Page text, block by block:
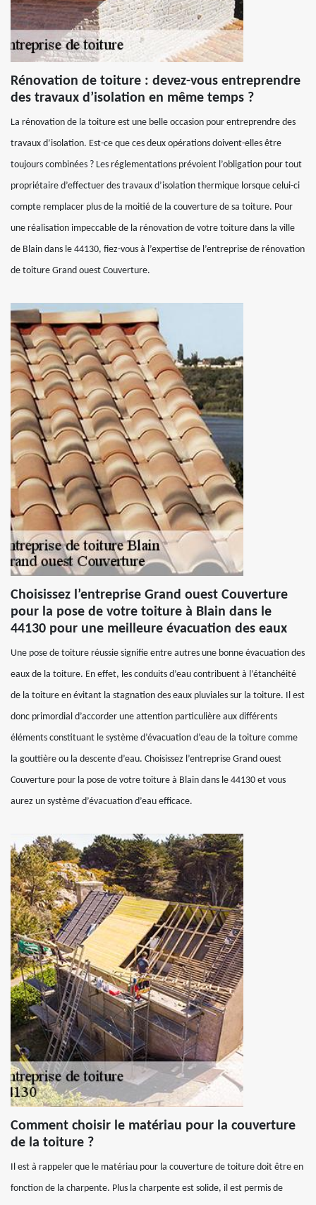
Rénovation de toiture : devez-vous entreprendre
des travaux d’isolation en même temps ?
La rénovation de la toiture est une belle occasion pour entreprendre des
travaux d’isolation. Est-ce que ces deux opérations doivent-elles être
toujours combinées ? Les réglementations prévoient l’obligation pour tout
propriétaire d’effectuer des travaux d’isolation thermique lorsque celui-ci
compte remplacer plus de la moitié de la couverture de sa toiture. Pour
une réalisation impeccable de la rénovation de votre toiture dans la ville
de Blain dans le 44130, fiez-vous à l’expertise de l’entreprise de rénovation
de toiture Grand ouest Couverture.
Choisissez l’entreprise Grand ouest Couverture
pour la pose de votre toiture à Blain dans le
44130 pour une meilleure évacuation des eaux
Une pose de toiture réussie signifie entre autres une bonne évacuation des
eaux de la toiture. En effet, les conduits d’eau contribuent à l’étanchéité
de la toiture en évitant la stagnation des eaux pluviales sur la toiture. Il est
donc primordial d’accorder une attention particulière aux différents
éléments constituant le système d’évacuation d’eau de la toiture comme
la gouttière ou la descente d’eau. Choisissez l’entreprise Grand ouest
Couverture pour la pose de votre toiture à Blain dans le 44130 et vous
aurez un système d’évacuation d’eau efficace.
Comment choisir le matériau pour la couverture
de la toiture ?
Il est à rappeler que le matériau pour la couverture de toiture doit être en
fonction de la charpente. Plus la charpente est solide, il est permis de